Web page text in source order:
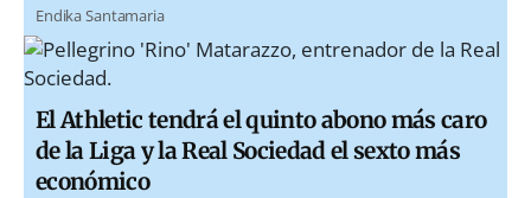
Endika Santamaria
El Athletic tendrá el quinto abono más caro
de la Liga y la Real Sociedad el sexto más
económico